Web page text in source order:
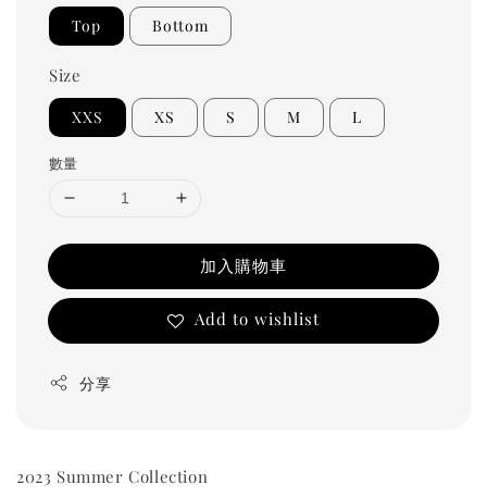
Top Bottom
Size
XXS XS S M L
數量
加入購物車
Add to wishlist
分享
2023 Summer Collection